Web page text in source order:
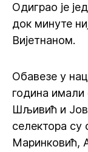
Одиграо је
док минуте
Вијетнаном.
Обавезе у
година
Шљивић и
селектора су
Маринковић,